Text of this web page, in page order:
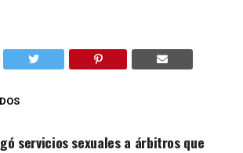
servicios sexuales a árbitros que